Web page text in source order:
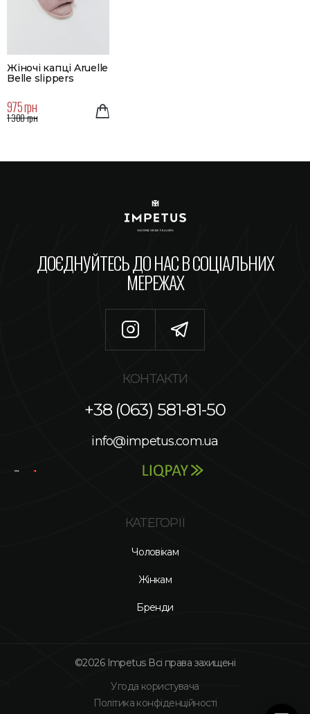
Жіночі капці Aruelle
Belle slippers
975 грн
1 300 грн
ДОЄДНУЙТЕСЬ ДО НАС В СОЦІАЛЬНИХ
МЕРЕЖАХ
КОНТАКТИ
+38 (063) 581-81-50
info@impetus.com.ua
КАТЕГОРІЇ
Чоловікам
Жінкам
Бренди
©2026 Impetus Всі права захищені
Угода користувача
Політика конфіденційності